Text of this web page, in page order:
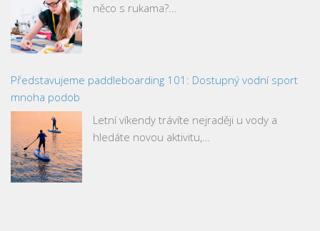
něco s rukama?…
Představujeme paddleboarding 101: Dostupný vodní sport
mnoha podob
Letní víkendy trávíte nejraději u vody a
hledáte novou aktivitu,…